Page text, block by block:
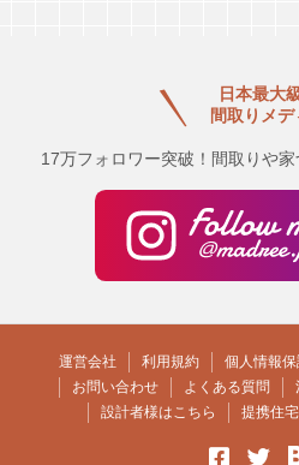
日本最大
間取りメデ
17万フォロワー突破！間取りや
運営会社 利用規約 個人情報
お問い合わせ
よくある質問
設計者様はこちら
提携住